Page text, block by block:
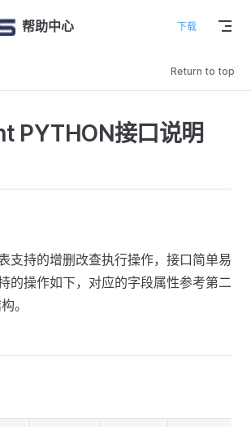
帮助中心 下载
Return to top
PYTHON接口说明
支持的增删改查执行操作，接口简单易
的操作如下，对应的字段属性参考第二
。